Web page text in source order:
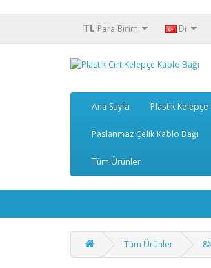
TL Para Birimi Dil
Ana Sayfa Plastik Kelepçe
Paslanmaz Çelik Kablo Bağı
Tüm Ürünler
Tüm Ürünler